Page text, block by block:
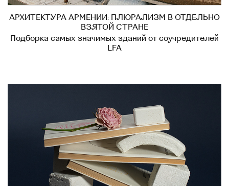
АРХИТЕКТУРА АРМЕНИИ: ПЛЮРАЛИЗМ В ОТДЕЛЬНО
ВЗЯТОЙ СТРАНЕ
Подборка самых значимых зданий от соучредителей
LFA